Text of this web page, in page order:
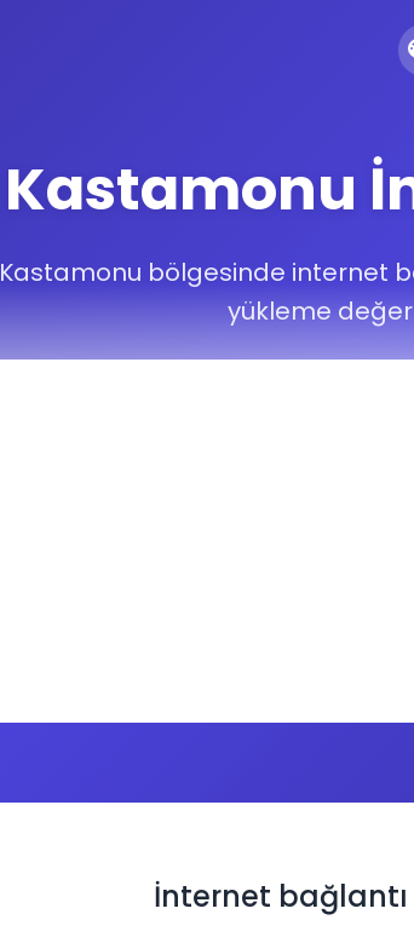
Kastamonu
Kastamonu bölgesinde internet
yükleme
İnternet bağlantı